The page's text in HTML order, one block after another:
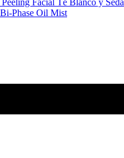
Phase Oil Mist